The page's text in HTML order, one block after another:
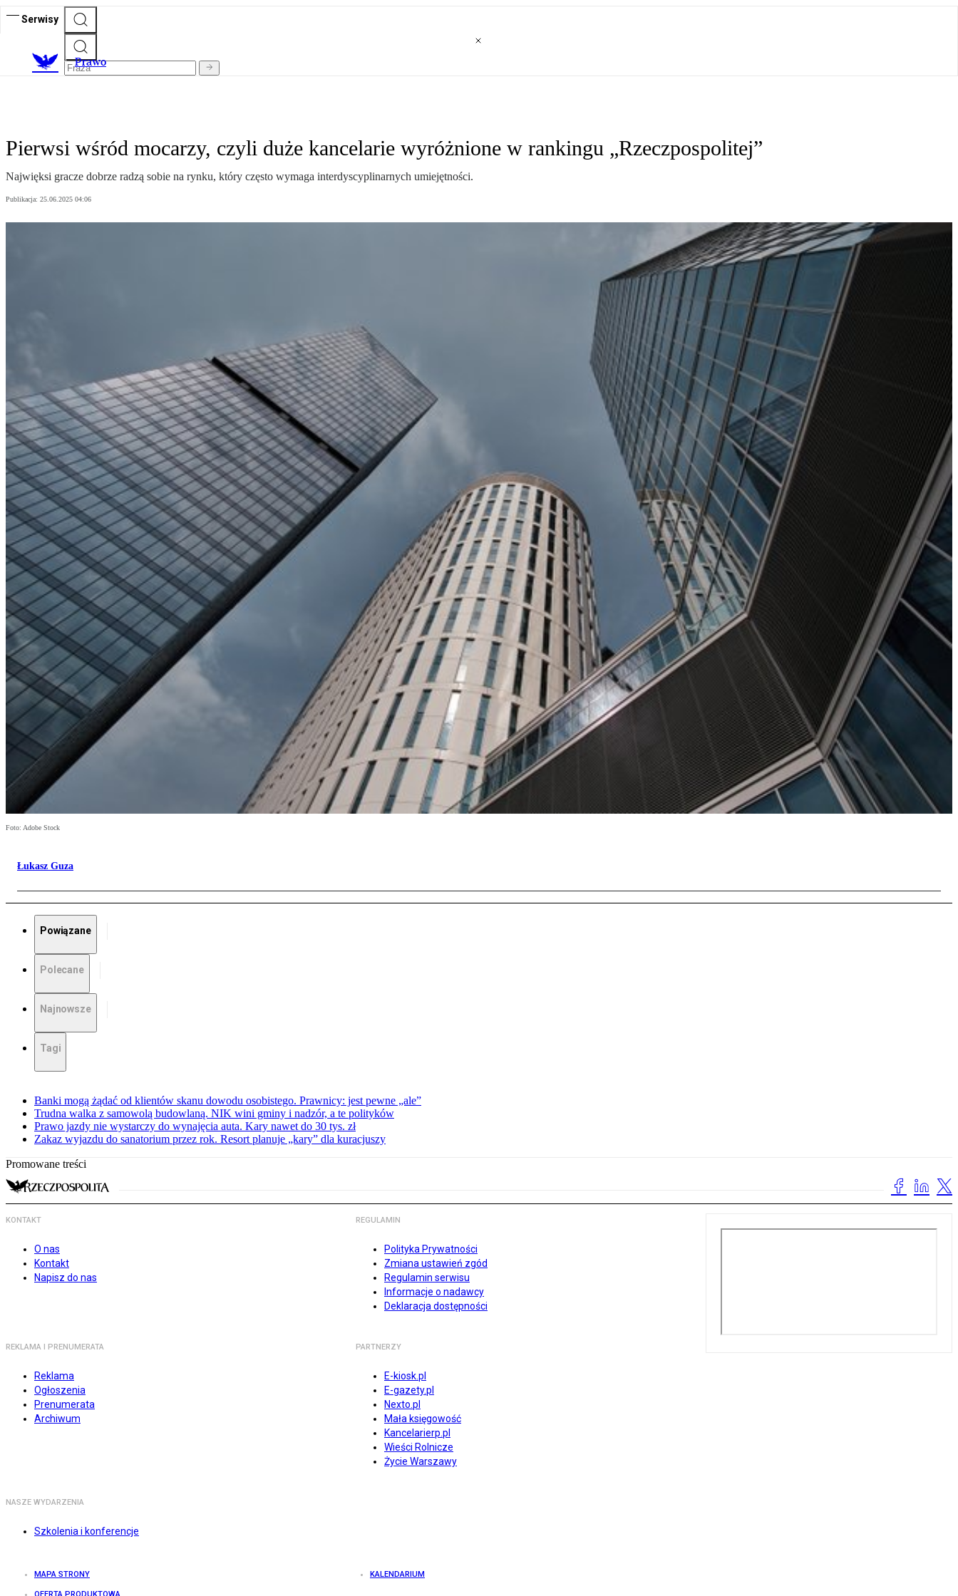
Serwisy
Prawo
Pierwsi wśród mocarzy, czyli duże kancelarie wyróżnione w rankingu „Rzeczpospolitej”
Najwięksi gracze dobrze radzą sobie na rynku, który często wymaga interdyscyplinarnych umiejętności.
Publikacja: 25.06.2025 04:06
Foto: Adobe Stock
Łukasz Guza
Powiązane
Polecane
Najnowsze
Tagi
Banki mogą żądać od klientów skanu dowodu osobistego. Prawnicy: jest pewne „ale”
Trudna walka z samowolą budowlaną. NIK wini gminy i nadzór, a te polityków
Prawo jazdy nie wystarczy do wynajęcia auta. Kary nawet do 30 tys. zł
Zakaz wyjazdu do sanatorium przez rok. Resort planuje „kary” dla kuracjuszy
Promowane treści
KONTAKT
O nas
Kontakt
Napisz do nas
REGULAMIN
Polityka Prywatności
Zmiana ustawień zgód
Regulamin serwisu
Informacje o nadawcy
Deklaracja dostępności
REKLAMA I PRENUMERATA
Reklama
Ogłoszenia
Prenumerata
Archiwum
PARTNERZY
E-kiosk.pl
E-gazety.pl
Nexto.pl
Mała księgowość
Kancelarierp.pl
Wieści Rolnicze
Życie Warszawy
NASZE WYDARZENIA
Szkolenia i konferencje
MAPA STRONY KALENDARIUM